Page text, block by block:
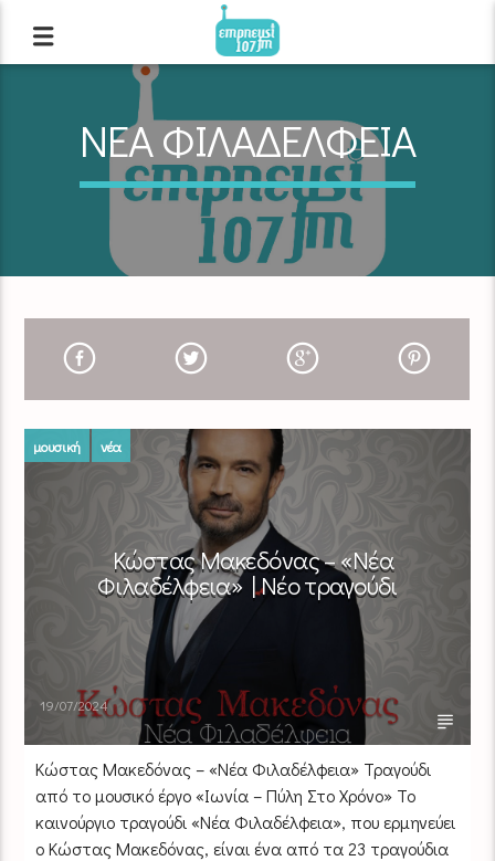
ΝΕΑ ΦΙΛΑΔΕΛΦΕΙΑ
μουσική νέα
Κώστας Μακεδόνας – «Νέα
Φιλαδέλφεια» | Νέο τραγούδι
19/07/2024
Κώστας Μακεδόνας – «Νέα Φιλαδέλφεια» Τραγούδι
από το μουσικό έργο «Ιωνία – Πύλη Στο Χρόνο» Το
καινούργιο τραγούδι «Νέα Φιλαδέλφεια», που ερμηνεύει
ο Κώστας Μακεδόνας, είναι ένα από τα 23 τραγούδια